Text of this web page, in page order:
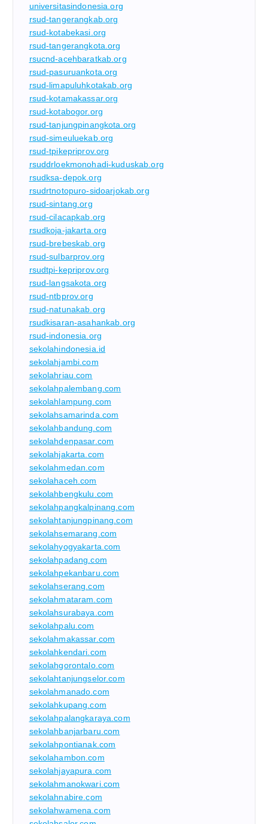
universitasindonesia.org
rsud-tangerangkab.org
rsud-kotabekasi.org
rsud-tangerangkota.org
rsucnd-acehbaratkab.org
rsud-pasuruankota.org
rsud-limapuluhkotakab.org
rsud-kotamakassar.org
rsud-kotabogor.org
rsud-tanjungpinangkota.org
rsud-simeuluekab.org
rsud-tpikepriprov.org
rsuddrloekmonohadi-kuduskab.org
rsudksa-depok.org
rsudrtnotopuro-sidoarjokab.org
rsud-sintang.org
rsud-cilacapkab.org
rsudkoja-jakarta.org
rsud-brebeskab.org
rsud-sulbarprov.org
rsudtpi-kepriprov.org
rsud-langsakota.org
rsud-ntbprov.org
rsud-natunakab.org
rsudkisaran-asahankab.org
rsud-indonesia.org
sekolahindonesia.id
sekolahjambi.com
sekolahriau.com
sekolahpalembang.com
sekolahlampung.com
sekolahsamarinda.com
sekolahbandung.com
sekolahdenpasar.com
sekolahjakarta.com
sekolahmedan.com
sekolahaceh.com
sekolahbengkulu.com
sekolahpangkalpinang.com
sekolahtanjungpinang.com
sekolahsemarang.com
sekolahyogyakarta.com
sekolahpadang.com
sekolahpekanbaru.com
sekolahserang.com
sekolahmataram.com
sekolahsurabaya.com
sekolahpalu.com
sekolahmakassar.com
sekolahkendari.com
sekolahgorontalo.com
sekolahtanjungselor.com
sekolahmanado.com
sekolahkupang.com
sekolahpalangkaraya.com
sekolahbanjarbaru.com
sekolahpontianak.com
sekolahambon.com
sekolahjayapura.com
sekolahmanokwari.com
sekolahnabire.com
sekolahwamena.com